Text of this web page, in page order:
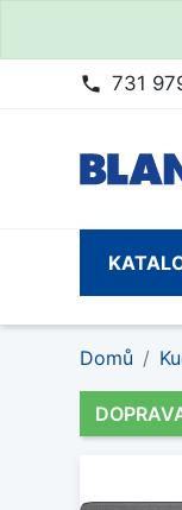
phone 731
Domů